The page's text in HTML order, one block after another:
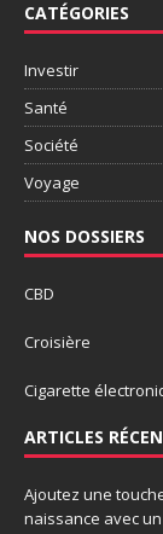
CATÉGORIES
Investir
Santé
Société
Voyage
NOS DOSSIERS
CBD
Croisière
Cigarette
ARTICLES
Ajoutez une
naissance avec